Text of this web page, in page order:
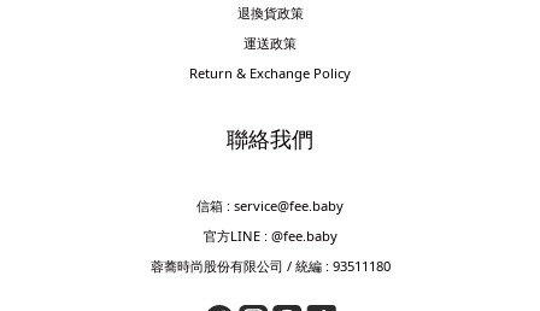
退換貨政策
運送政策
Return & Exchange Policy
聯絡我們
信箱 : service@fee.baby
官方LINE : @fee.baby
蓉蕎時尚股份有限公司 / 統編 : 93511180